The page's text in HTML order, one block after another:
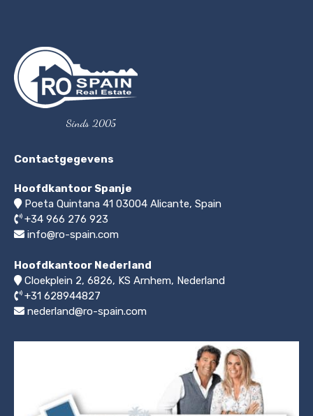
Sinds 2005
Contactgegevens
Hoofdkantoor Spanje
Poeta Quintana 41 03004 Alicante, Spain
+34 966 276 923
info@ro-spain.com
Hoofdkantoor Nederland
Cloekplein 2, 6826, KS Arnhem, Nederland
+31 628944827
nederland@ro-spain.com